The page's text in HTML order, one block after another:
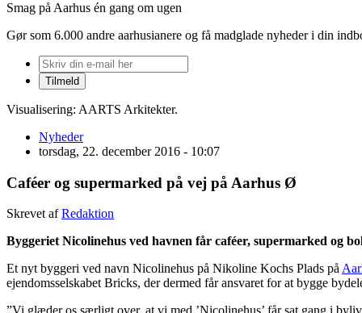
Smag på Aarhus én gang om ugen
Gør som 6.000 andre aarhusianere og få madglade nyheder i din
Visualisering: AARTS Arkitekter.
Nyheder
torsdag, 22. december 2016 - 10:07
Caféer og supermarked på vej på Aarhus Ø
Skrevet afRedaktion
Byggeriet Nicolinehus ved havnen får caféer, supermarked og
Et nyt byggeri ved navn Nicolinehus på Nikoline Kochs Plads på
ejendomsselskabet Bricks, der dermed får ansvaret for at bygge